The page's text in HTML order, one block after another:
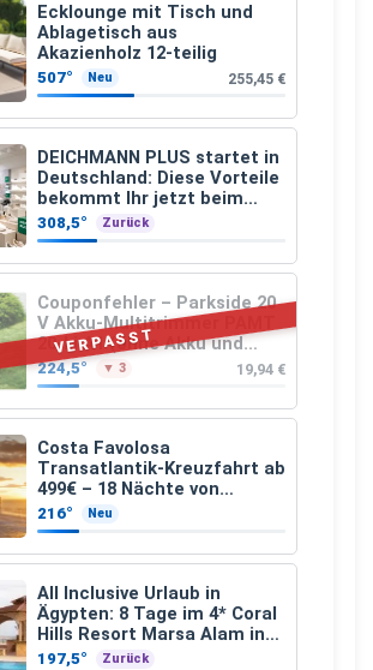
Ecklounge mit Tisch und
Ablagetisch aus
Akazienholz 12-teilig
507° Neu 255,45 €
DEICHMANN PLUS startet in
Deutschland: Diese Vorteile
bekommt Ihr jetzt beim
Schuhkauf
308,5° Zurück
VERPASST
Couponfehler – Parkside 20
V Akku-Multitrimmer PAMT
20-Li A1 (ohne Akku und
Ladegerät)
224,5° ▼ 3 19,94 €
Costa Favolosa
Transatlantik-Kreuzfahrt ab
499€ – 18 Nächte von
Hamburg nach Guadeloupe
216° Neu
All Inclusive Urlaub in
Ägypten: 8 Tage im 4* Coral
Hills Resort Marsa Alam inkl.
Flüge ab 299 € p.P.
197,5° Zurück